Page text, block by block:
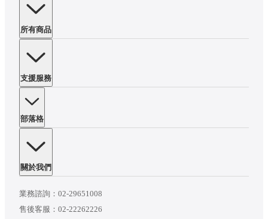
所有商品
支援服務
部落格
關於我們
業務諮詢： 02-29651008
售後客服： 02-22262226